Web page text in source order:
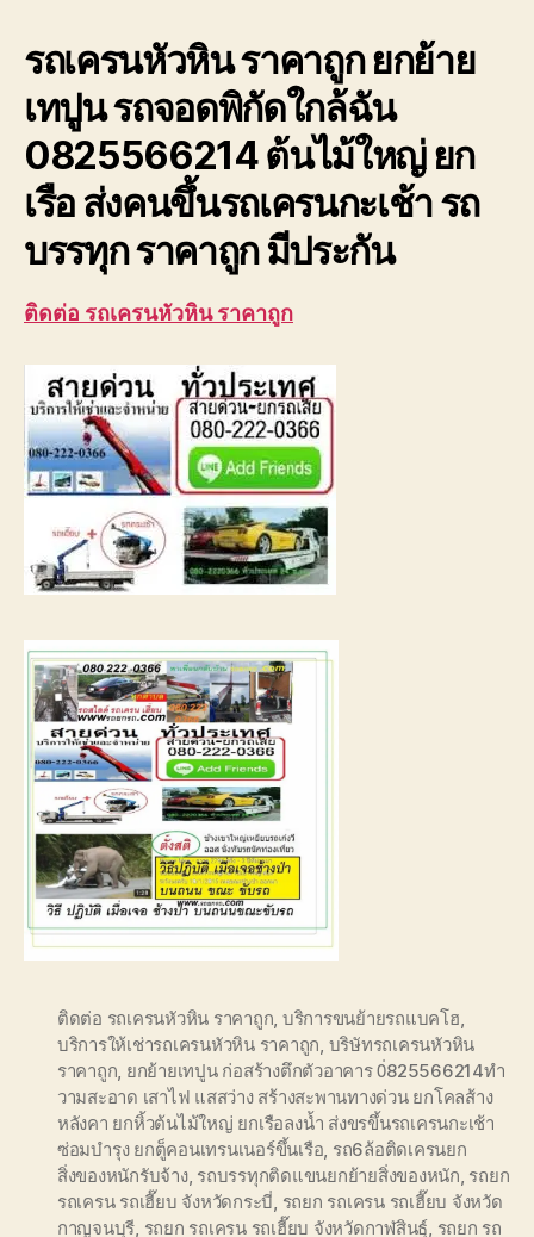
รถเครนหัวหิน ราคาถูก ยกย้าย
เทปูน รถจอดพิกัดใกล้ฉัน
0825566214 ต้นไม้ใหญ่ ยก
เรือ ส่งคนขึ้นรถเครนกะเช้า รถ
บรรทุก ราคาถูก มีประกัน
ติดต่อ รถเครนหัวหิน ราคาถูก
ติดต่อ รถเครนหัวหิน ราคาถูก, บริการขนย้ายรถแบคโฮ,
บริการให้เช่ารถเครนหัวหิน ราคาถูก, บริษัทรถเครนหัวหิน
ราคาถูก, ยกย้ายเทปูน ก่อสร้างตึกตัวอาคาร 0่825566214ทำ
วามสะอาด เสาไฟ แสสว่าง สร้างสะพานทางด่วน ยกโคลส้าง
หลังคา ยกหิ้วต้นไม้ใหญ่ ยกเรือลงน้ำ ส่งขรขึ้นรถเครนกะเช้า
ซ่อมบำรุง ยกตู็คอนเทรนเนอร์ขึ้นเรือ, รถ6ล้อติดเครนยก
สิ่งของหนักรับจ้าง, รถบรรทุกติดแขนยกย้ายสิ่งของหนัก, รถยก
รถเครน รถเฮี๊ยบ จังหวัดกระบี่, รถยก รถเครน รถเฮี๊ยบ จังหวัด
กาญจนบุรี, รถยก รถเครน รถเฮี๊ยบ จังหวัดกาฬสินธุ์, รถยก รถ